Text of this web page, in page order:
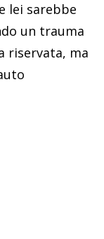
lei sarebbe
un trauma
riservata, ma